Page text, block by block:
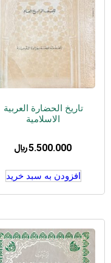
تاریخ الحضارة العربیة
الاسلامیة
5.500.000﷼
افزودن به سبد خرید